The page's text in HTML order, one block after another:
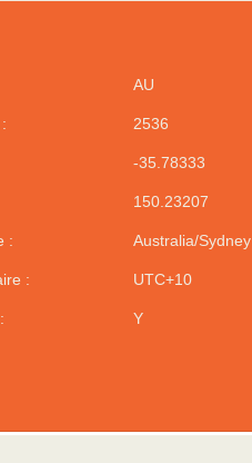
AU
2536
-35.78333
150.23207
: Australia/Sydney
: UTC+10
Y